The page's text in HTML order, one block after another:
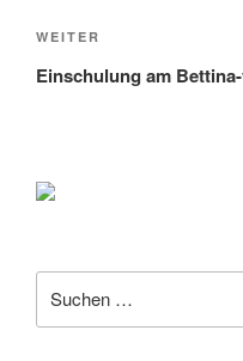
Nächster
Beitrag
WEITER
Einschulung am
nach: